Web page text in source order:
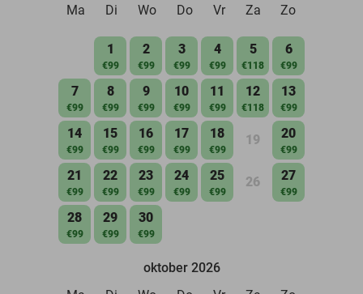
Ma
Di Wo Do Vr Za Zo
1
€99
2
€99
3
€99
4
€99
5
€118
6
€99
7
€99
8
€99
9
€99
10
€99
11
€99
12
€118
13
€99
14
€99
15
€99
16
€99
17
€99
18
€99
19 20
€99
21
€99
22
€99
23
€99
24
€99
25
€99
26 27
€99
28
€99
29
€99
30
€99
oktober 2026